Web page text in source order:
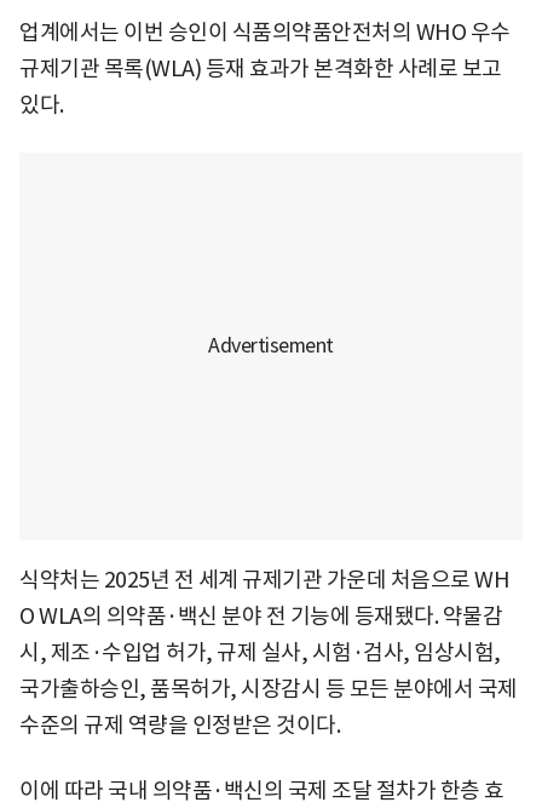
업계에서는 이번 승인이 식품의약품안전처의 WHO 우수
규제기관 목록(WLA) 등재 효과가 본격화한 사례로 보고
있다.
식약처는 2025년 전 세계 규제기관 가운데 처음으로 WH
O WLA의 의약품·백신 분야 전 기능에 등재됐다. 약물감
시, 제조·수입업 허가, 규제 실사, 시험·검사, 임상시험,
국가출하승인, 품목허가, 시장감시 등 모든 분야에서 국제
수준의 규제 역량을 인정받은 것이다.
이에 따라 국내 의약품·백신의 국제 조달 절차가 한층 효